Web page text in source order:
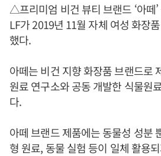
△프리미엄 비건 뷰티 브랜드 ‘아떼’
LF가 2019년 11월 자체 여성 화장
했다.
아떼는 비건 지향 화장품 브랜드로
원료 연구소와 공동 개발한 식물원
다.
아떼 브랜드 제품에는 동물성 성분
형 원료, 동물 실험 등이 일체 활용